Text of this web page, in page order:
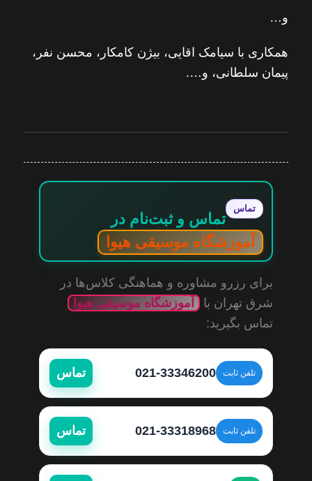
و…
همکاری با سیامک اقایی، بیژن کامکار، محسن نفر،
پیمان سلطانی، و….
تماس
تماس و ثبت‌نام در
آموزشگاه موسیقی هیوا
برای رزرو مشاوره و هماهنگی کلاس‌ها در
شرق تهران با
آموزشگاه موسیقی هیوا
تماس بگیرید:
تلفن ثابت 021-33346200 تماس
تلفن ثابت 021-33318968 تماس